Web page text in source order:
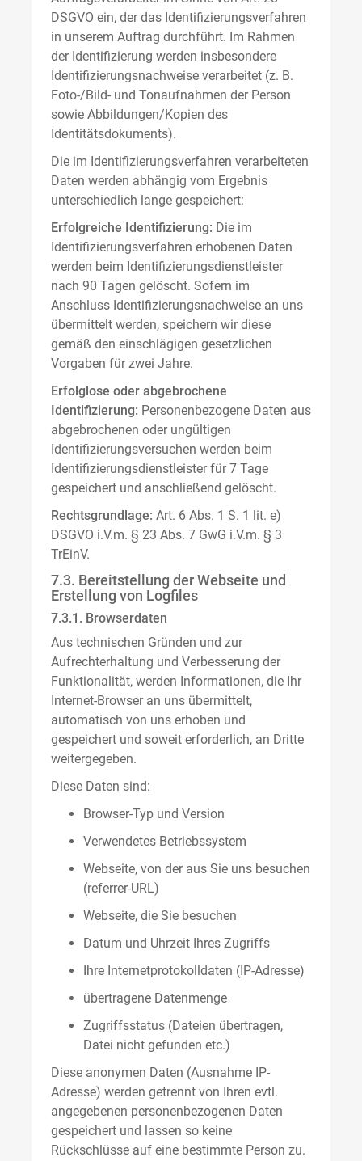
DSGVO ein, der das Identifizierungsverfahren
in unserem Auftrag durchführt. Im Rahmen
der Identifizierung werden insbesondere
Identifizierungsnachweise verarbeitet (z. B.
Foto-/Bild- und Tonaufnahmen der Person
sowie Abbildungen/Kopien des
Identitätsdokuments).
Die im Identifizierungsverfahren verarbeiteten
Daten werden abhängig vom Ergebnis
unterschiedlich lange gespeichert:
Erfolgreiche Identifizierung: Die im
Identifizierungsverfahren erhobenen Daten
werden beim Identifizierungsdienstleister
nach 90 Tagen gelöscht. Sofern im
Anschluss Identifizierungsnachweise an uns
übermittelt werden, speichern wir diese
gemäß den einschlägigen gesetzlichen
Vorgaben für zwei Jahre.
Erfolglose oder abgebrochene
Identifizierung: Personenbezogene Daten aus
abgebrochenen oder ungültigen
Identifizierungsversuchen werden beim
Identifizierungsdienstleister für 7 Tage
gespeichert und anschließend gelöscht.
Rechtsgrundlage: Art. 6 Abs. 1 S. 1 lit. e)
DSGVO i.V.m. § 23 Abs. 7 GwG i.V.m. § 3
TrEinV.
7.3. Bereitstellung der Webseite und
Erstellung von Logfiles
7.3.1. Browserdaten
Aus technischen Gründen und zur
Aufrechterhaltung und Verbesserung der
Funktionalität, werden Informationen, die Ihr
Internet-Browser an uns übermittelt,
automatisch von uns erhoben und
gespeichert und soweit erforderlich, an Dritte
weitergegeben.
Diese Daten sind:
Browser-Typ und Version
Verwendetes Betriebssystem
Webseite, von der aus Sie uns besuchen
(referrer-URL)
Webseite, die Sie besuchen
Datum und Uhrzeit Ihres Zugriffs
Ihre Internetprotokolldaten (IP-Adresse)
übertragene Datenmenge
Zugriffsstatus (Dateien übertragen,
Datei nicht gefunden etc.)
Diese anonymen Daten (Ausnahme IP-
Adresse) werden getrennt von Ihren evtl.
angegebenen personenbezogenen Daten
gespeichert und lassen so keine
Rückschlüsse auf eine bestimmte Person zu.